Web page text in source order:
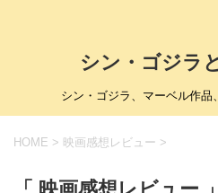
シン・ゴジラ
シン・ゴジラ、マーベル作品
HOME > 映画感想レビュー >